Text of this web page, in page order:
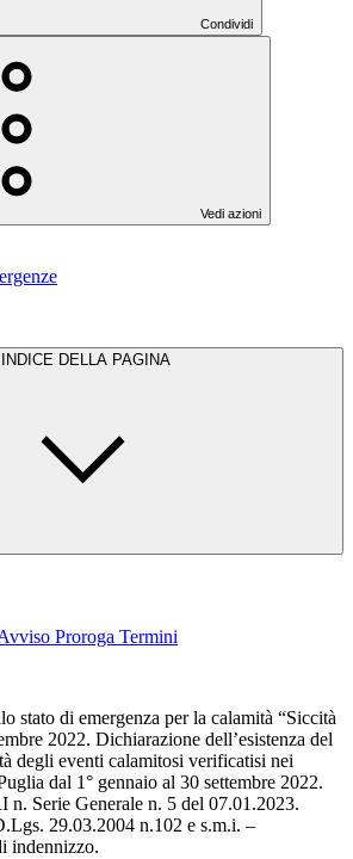
Condividi
Vedi azioni
INDICE DELLA PAGINA
Proroga Termini
stato di emergenza per la calamità “Siccità
2022. Dichiarazione dell’esistenza del
degli eventi calamitosi verificatisi nei
dal 1° gennaio al 30 settembre 2022.
n. Serie Generale n. 5 del 07.01.2023.
29.03.2004 n.102 e s.m.i. –
indennizzo.